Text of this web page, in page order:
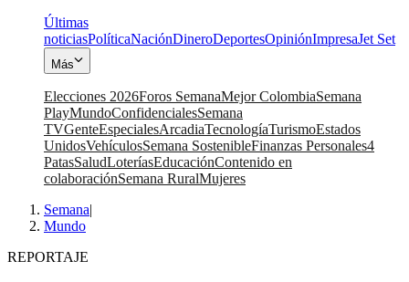
Últimas
noticiasPolíticaNaciónDineroDeportesOpiniónImpresaJet Set
Más
Elecciones 2026Foros SemanaMejor ColombiaSemana
PlayMundoConfidencialesSemana
TVGenteEspecialesArcadiaTecnologíaTurismoEstados
UnidosVehículosSemana SostenibleFinanzas Personales4
PatasSaludLoteríasEducaciónContenido en
colaboraciónSemana RuralMujeres
Semana|
Mundo
REPORTAJE